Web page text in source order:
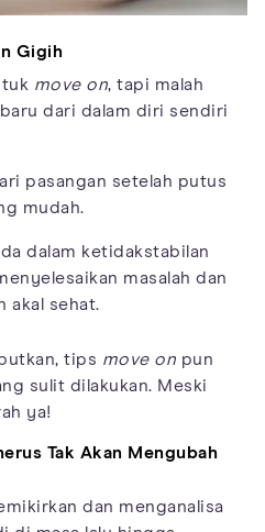
Gigih
move on, tapi malah
dari dalam diri sendiri
pasangan setelah putus
mudah.
dalam ketidakstabilan
masalah dan
akal sehat.
tips move on pun
sulit dilakukan. Meski
ya!
Tak Akan Mengubah
dan menganalisa